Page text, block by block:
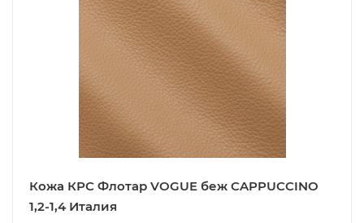
Кожа КРС Флотар VOGUE беж CAPPUCCINO
1,2-1,4 Италия